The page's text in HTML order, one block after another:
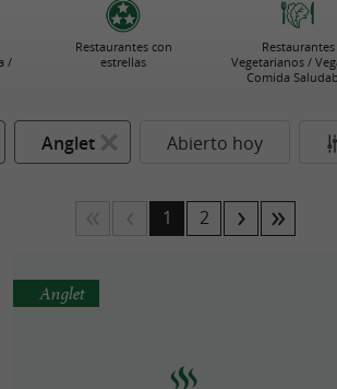
/
Restaurantes con
estrellas
Restaurantes
Vegetarianos /
Comida
Anglet Abierto hoy
1 2
Anglet